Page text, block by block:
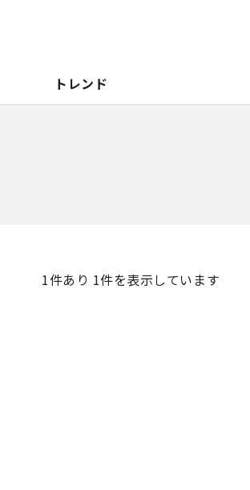
トレンド
1件あり 1件を表示しています